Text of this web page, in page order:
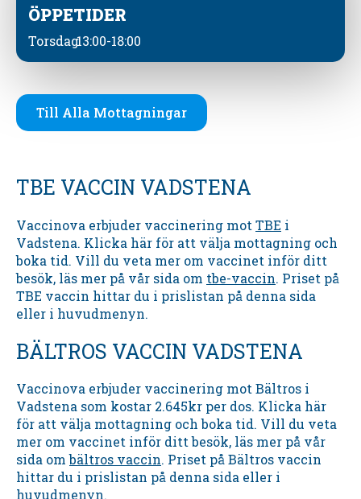
ÖPPETIDER
Torsdag13:00-18:00
Till Alla Mottagningar
TBE VACCIN VADSTENA
Vaccinova erbjuder vaccinering mot TBE i
Vadstena. Klicka här för att välja mottagning och
boka tid. Vill du veta mer om vaccinet inför ditt
besök, läs mer på vår sida om tbe-vaccin. Priset på
TBE vaccin hittar du i prislistan på denna sida
eller i huvudmenyn.
BÄLTROS VACCIN VADSTENA
Vaccinova erbjuder vaccinering mot Bältros i
Vadstena som kostar 2.645kr per dos. Klicka här
för att välja mottagning och boka tid. Vill du veta
mer om vaccinet inför ditt besök, läs mer på vår
sida ombältros vaccin. Priset på Bältros vaccin
hittar du i prislistan på denna sida eller i
huvudmenyn.